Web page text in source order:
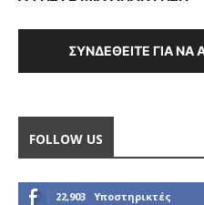
ΣΥΝΔΕΘΕΊΤΕ ΓΙΑ ΝΑ
FOLLOW US
22,903 Υποστηρικτές